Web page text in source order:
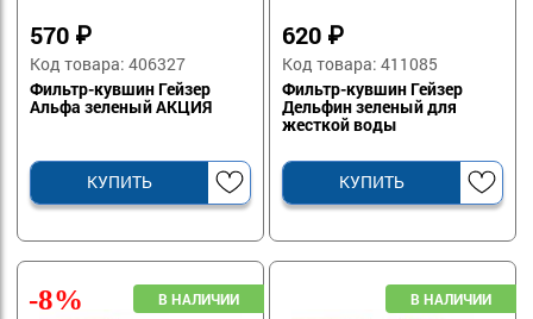
570 ₽
Код товара: 406327
Фильтр-кувшин Гейзер
Альфа зеленый АКЦИЯ
КУПИТЬ
620 ₽
Код товара: 411085
Фильтр-кувшин Гейзер
Дельфин зеленый для
жесткой воды
КУПИТЬ
-8%